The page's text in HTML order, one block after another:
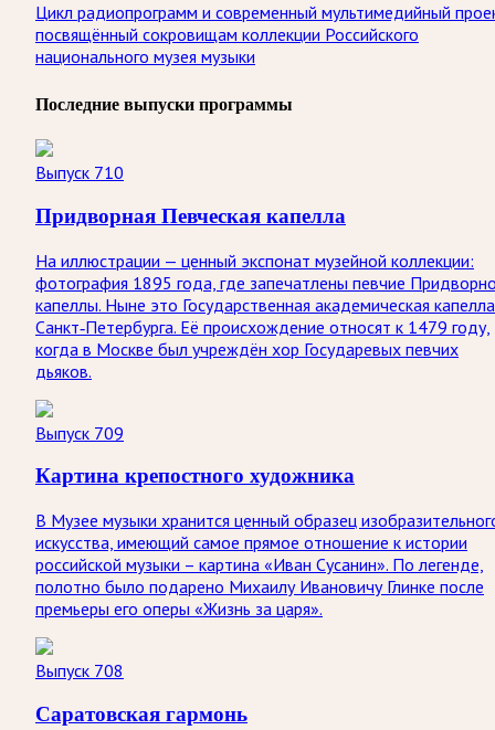
Цикл радиопрограмм и современный мультимедийный
посвящённый сокровищам коллекции Российского
национального музея музыки
Последние выпуски программы
Выпуск 710
Придворная Певческая капелла
На иллюстрации — ценный экспонат музейной коллекции:
фотография 1895 года, где запечатлены певчие
капеллы. Ныне это Государственная академическая капелла
Санкт‑Петербурга. Её происхождение относят к 1479 году,
когда в Москве был учреждён хор Государевых певчих
дьяков.
Выпуск 709
Картина крепостного художника
В Музее музыки хранится ценный образец
искусства, имеющий самое прямое отношение к истории
российской музыки – картина «Иван Сусанин». По легенде,
полотно было подарено Михаилу Ивановичу Глинке после
премьеры его оперы «Жизнь за царя».
Выпуск 708
Саратовская гармонь